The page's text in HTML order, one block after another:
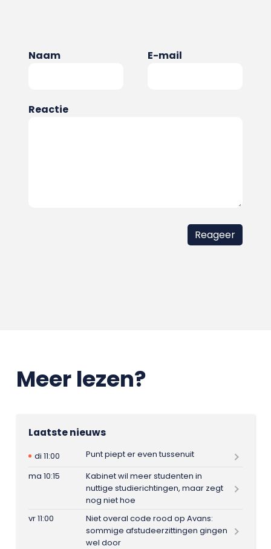
Naam E-mail
Reactie
Meer lezen?
Laatste nieuws
di 11:00
Punt piept er even tussenuit
ma 10:15
Kabinet wil meer studenten in
nuttige studierichtingen, maar zegt
nog niet hoe
vr 11:00
Niet overal code rood op Avans:
sommige afstudeerzittingen gingen
wel door